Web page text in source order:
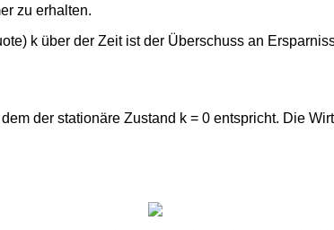
zu erhalten.
k über der Zeit ist der Überschuss an
der stationäre Zustand k = 0 entspricht. Die